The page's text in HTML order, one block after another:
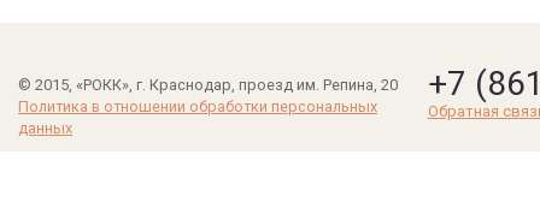
© 2015, «РОКК», г. Краснодар, проезд им. Репина, 20
Политика в отношении обработки персональных
данных
+7
Обратная